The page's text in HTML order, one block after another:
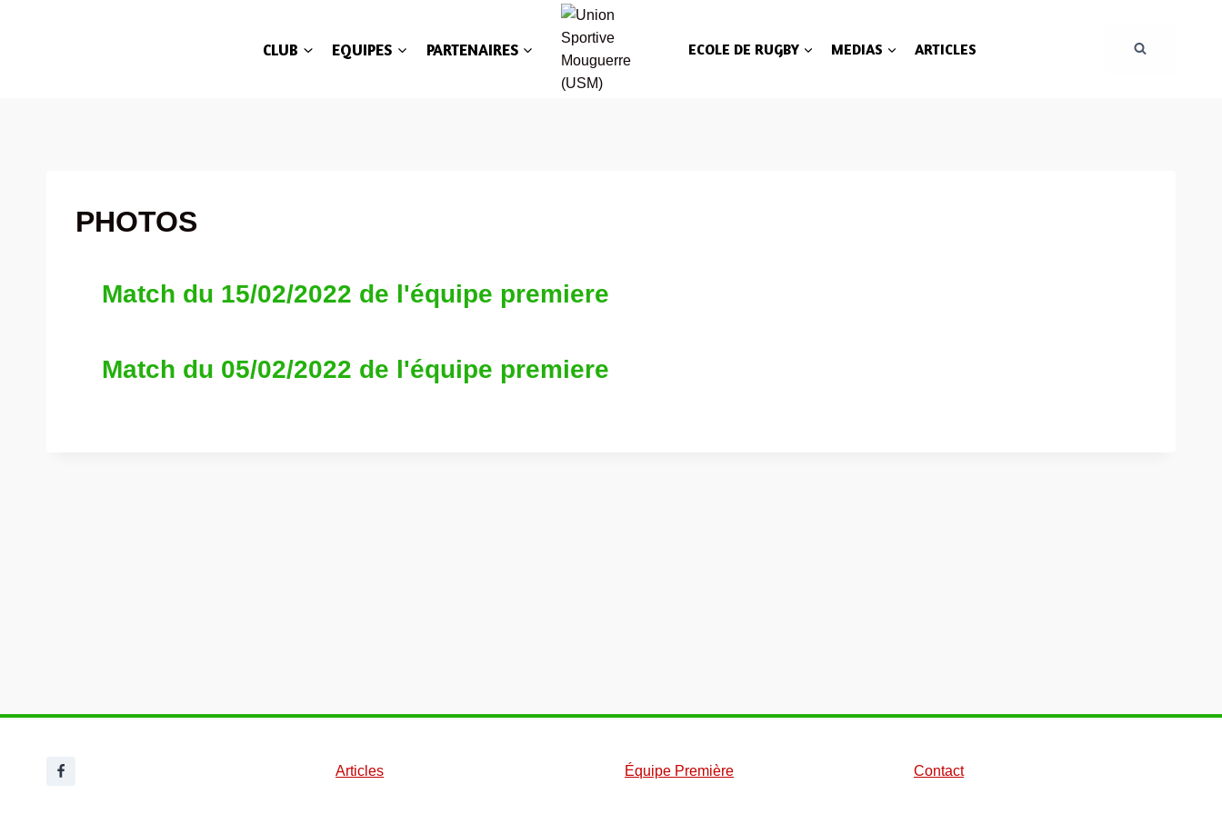
CLUB EQUIPES PARTENAIRES ECOLE DE RUGBY MEDIAS ARTICLES
PHOTOS
Match du 15/02/2022 de l'équipe premiere
Match du 05/02/2022 de l'équipe premiere
Articles Équipe Première Contact